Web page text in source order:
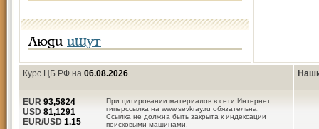
Люди ищут
Курс ЦБ РФ на 06.08.2026
При цитировании материалов в сети Интернет,
гиперссылка на www.sevkray.ru обязательна.
Ссылка не должна быть закрыта к индексации
поисковыми машинами.
EUR 93,5824
USD 81,1291
EUR/USD 1.15